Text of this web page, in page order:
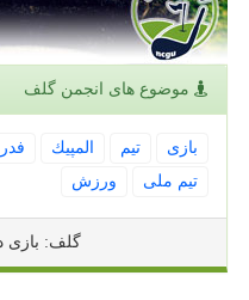
موضوع های انجمن گلف
بازی تیم المپیك
تیم ملی
ورزش
گلف: بازی